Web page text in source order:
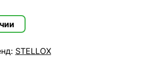
STELLOX